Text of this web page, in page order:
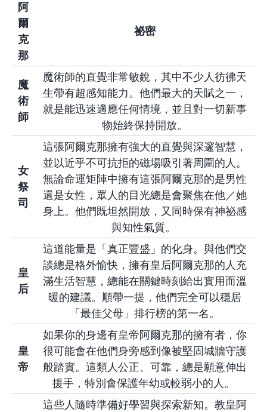
阿
爾
克
那
祕密
魔
術
師
魔術師的直覺非常敏銳，其中不少人彷彿天
生帶有超感知能力。他們最大的天賦之一，
就是能迅速適應任何情境，並且對一切新事
物始終保持開放。
女
祭
司
這張阿爾克那擁有強大的直覺與深邃智慧，
並以近乎不可抗拒的磁場吸引著周圍的人。
無論命運矩陣中擁有這張阿爾克那的是男性
還是女性，眾人的目光總是會聚焦在他／她
身上。他們既坦然開放，又同時保有神祕感
與知性氣質。
皇
后
這道能量是「真正豐盛」的化身。與他們交
談總是格外愉快，擁有皇后阿爾克那的人充
滿生活智慧，總能在關鍵時刻給出實用而溫
暖的建議。順帶一提，他們完全可以穩居
「最佳父母」排行榜的第一名。
皇
帝
如果你的身邊有皇帝阿爾克那的擁有者，你
很可能會在他們身旁感到像被堅固城牆守護
般踏實。這類人公正、可靠，總是願意伸出
援手，特別會保護年幼或較弱小的人。
這些人隨時準備好學習與探索新知。教皇阿